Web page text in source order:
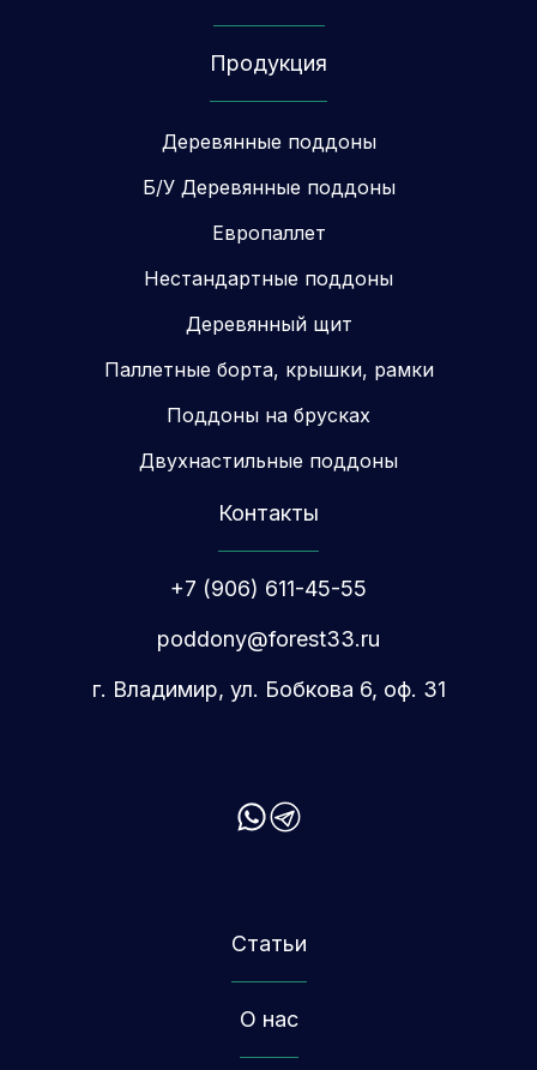
Продукция
Деревянные поддоны
Б/У Деревянные поддоны
Европаллет
Нестандартные поддоны
Деревянный щит
Паллетные борта, крышки, рамки
Поддоны на брусках
Двухнастильные поддоны
Контакты
+7 (906) 611-45-55
poddony@forest33.ru
г. Владимир, ул. Бобкова 6, оф. 31
Статьи
О нас